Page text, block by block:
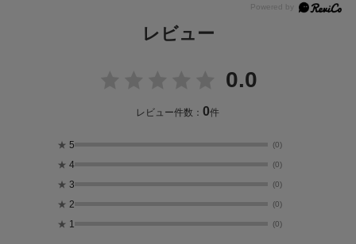
レビュー
0.0
レビュー件数：0件
★ 5 (0)
★ 4 (0)
★ 3 (0)
★ 2 (0)
★ 1 (0)